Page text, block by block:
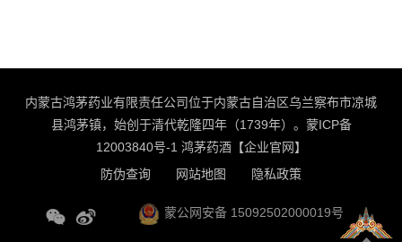
内蒙古鸿茅药业有限责任公司位于内蒙古自治区乌兰察布市凉城
县鸿茅镇，始创于清代乾隆四年（1739年）。 蒙ICP备
12003840号-1 鸿茅药酒【企业官网】
防伪查询
网站地图 隐私政策
蒙公网安备 15092502000019号